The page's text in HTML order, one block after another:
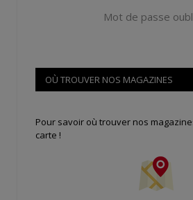
Mot de passe
OÙ TROUVER NOS MAGAZINES
Pour savoir où trouver nos
carte !